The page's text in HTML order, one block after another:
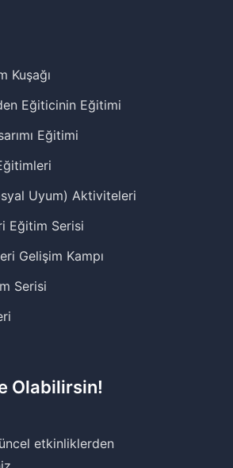
Kuşağı
Eğiticinin Eğitimi
Eğitimi
Uyum) Aktiviteleri
Eğitim Serisi
Gelişim Kampı
Serisi
Olabilirsin!
etkinliklerden